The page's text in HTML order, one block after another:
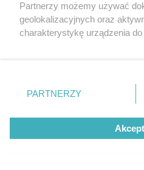
Żaden utwór zamieszczony w
wykorzystanie utworów w całości lub
tzn. bez właściwej zgody, jest
Partnerzy możemy używać
geolokalizacyjnych oraz
charakterystykę urządzenia
zmienić/wycofać klikając
znajdujący się w lewym
rodzaje przetwarzania danych
użytkownika, ale masz prawo
przetwarzaniu. Preferencje
PARTNERZY